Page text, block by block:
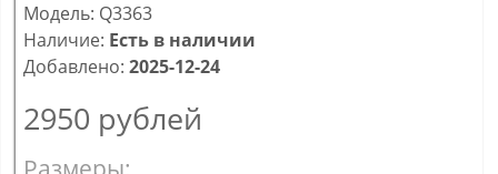
Модель: Q3363
Наличие: Есть в наличии
Добавлено: 2025-12-24
2950 рублей